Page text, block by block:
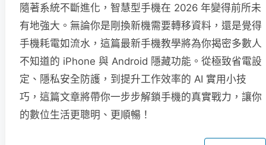
隨著系統不斷進化，智慧型手機在 2026 年變得前所未
有地強大。無論你是剛換新機需要轉移資料，還是覺得
手機耗電如流水，這篇最新手機教學將為你揭密多數人
不知道的 iPhone 與 Android 隱藏功能。從極致省電設
定、隱私安全防護，到提升工作效率的 AI 實用小技
巧，這篇文章將帶你一步步解鎖手機的真實戰力，讓你
的數位生活更聰明、更順暢！